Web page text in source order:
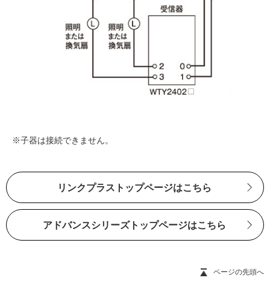
子器は接続できません。
リンクプラストップページはこちら
アドバンスシリーズトップページはこちら
ページの先頭へ